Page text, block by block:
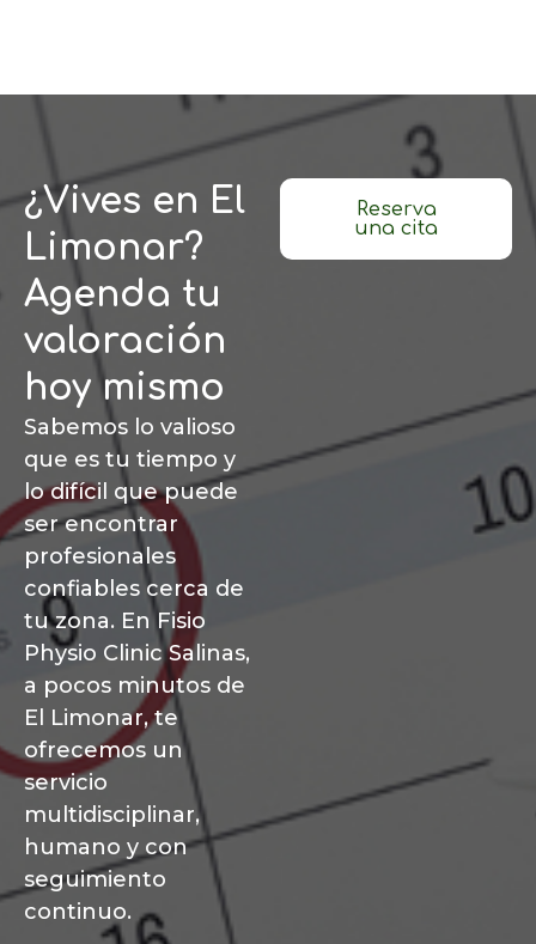
¿Vives en El
Limonar?
Agenda tu
valoración
hoy mismo
Sabemos lo valioso
que es tu tiempo y
lo difícil que puede
ser encontrar
profesionales
confiables cerca de
tu zona. En Fisio
Physio Clinic Salinas,
a pocos minutos de
El Limonar, te
ofrecemos un
servicio
multidisciplinar,
humano y con
seguimiento
continuo.
Reserva
una cita